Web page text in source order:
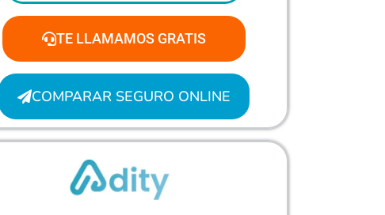
TE LLAMAMOS GRATIS
COMPARAR SEGURO ONLINE